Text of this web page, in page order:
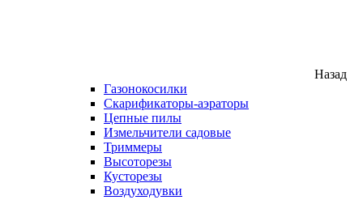
Назад
Газонокосилки
Скарификаторы-аэраторы
Цепные пилы
Измельчители садовые
Триммеры
Высоторезы
Кусторезы
Воздуходувки